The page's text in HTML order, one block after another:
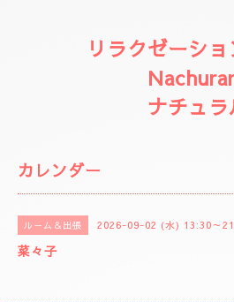
リラクゼーシ
ナチュラ
カレンダー
ルーム＆出張 2026-09-02 (水) 13:30～
菜々子